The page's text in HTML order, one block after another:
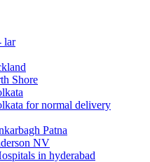
lar
Shore
for normal delivery
Patna
NV
in hyderabad